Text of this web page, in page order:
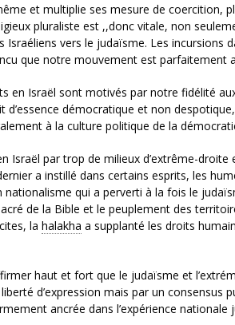
et multiplie ses mesure de coercition,
pluraliste est ,,donc vitale, non
vers le judaïsme. Les incursions
que notre mouvement est parfaitement
en Israël sont motivés par notre fidélité
démocratique et non
à la culture politique de la
Israël par trop de milieux d’extrême-
a instillé dans certains esprits, les
qui a perverti à la fois le
de la Bible et le peuplement des
la halakha a supplanté les droits
haut et fort que le judaïsme et
d’expression mais par un consensus
ancrée dans l’expérience nationale